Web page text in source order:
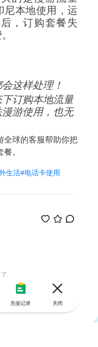
尼本地使用，运
，订购套餐失
这样处理！
订购本地流量
游使用，也无
全球的客服帮助你把
。
生活#电话卡使用
充值记录 关闭